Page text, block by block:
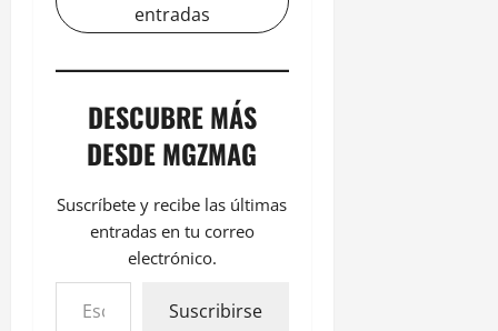
entradas
DESCUBRE MÁS
DESDE MGZMAG
Suscríbete y recibe las últimas
entradas en tu correo
electrónico.
Suscribirse